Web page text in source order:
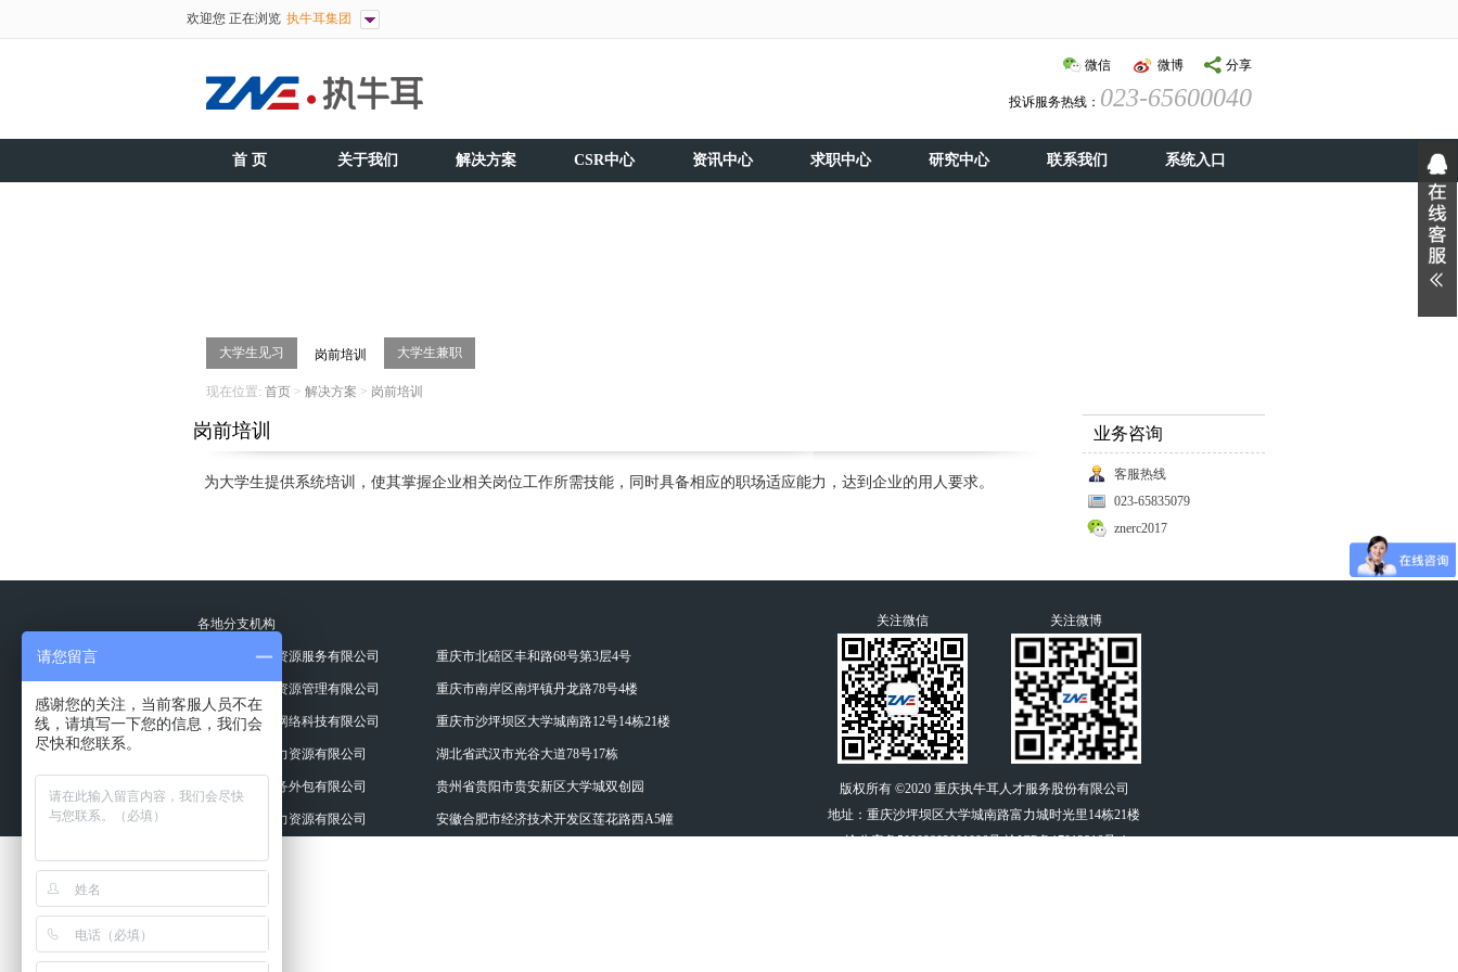
欢迎您 正在浏览 执牛耳集团
分享
微博
微信
投诉服务热线： 023-65600040
首 页 关于我们 解决方案 CSR中心 资讯中心 求职中心 研究中心 联系我们 系统入口
大学生见习 岗前培训 大学生兼职
现在位置: 首页 > 解决方案 > 岗前培训
岗前培训
为大学生提供系统培训，使其掌握企业相关岗位工作所需技能，同时具备相应的职场适应能力，达到企业的用人要求。
业务咨询
客服热线
023-65835079
znerc2017
各地分支机构
重庆瀚睿人力资源服务有限公司 重庆市北碚区丰和路68号第3层4号
重庆拓高人力资源管理有限公司 重庆市南岸区南坪镇丹龙路78号4楼
重庆市执牛耳网络科技有限公司 重庆市沙坪坝区大学城南路12号14栋21楼
湖北执牛耳人力资源有限公司 湖北省武汉市光谷大道78号17栋
贵州执牛耳服务外包有限公司 贵州省贵阳市贵安新区大学城双创园
安徽执牛耳人力资源有限公司 安徽合肥市经济技术开发区莲花路西A5幢
关注微信 关注微博
版权所有 ©2020 重庆执牛耳人才服务股份有限公司
地址：重庆沙坪坝区大学城南路富力城时光里14栋21楼
渝公安备50009802001006号 渝ICP备17013816号-1
请您留言
感谢您的关注，当前客服人员不在
线，请填写一下您的信息，我们会
尽快和您联系。